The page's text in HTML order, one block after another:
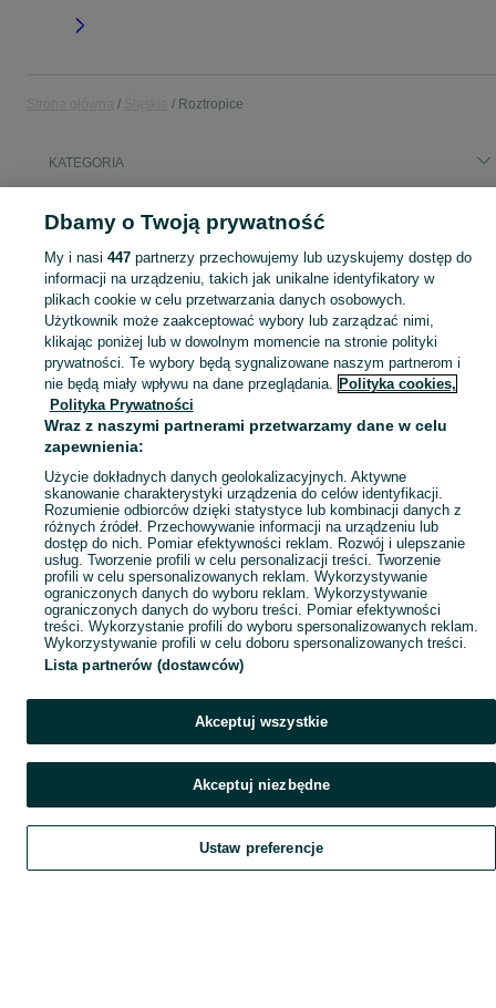
Roztropice
KATEGORIA
Popularne wyszukiwania
Skorzystaj z największego serwisu ogłoszeniowego - Roztropice i okolice! Kupuj to, czego pragniesz i sprzedawaj to, czego już nie potrzebujesz!
Mapa kategorii
Mapa miejscowości
Mapa ministron
Popularne wyszukiwania
Szukaj Obserwujesz Dodaj Czat Konto
Dbamy o Twoją prywatność
My i nasi 447partnerzy przechowujemy lub uzyskujemy dostęp do
informacji na urządzeniu, takich jak unikalne identyfikatory w
plikach cookie w celu przetwarzania danych osobowych.
Użytkownik może zaakceptować wybory lub zarządzać nimi,
klikając poniżej lub w dowolnym momencie na stronie polityki
prywatności. Te wybory będą sygnalizowane naszym partnerom i
nie będą miały wpływu na dane przeglądania. Polityka cookies,
Polityka Prywatności
Wraz z naszymi partnerami przetwarzamy dane w celu
zapewnienia:
Użycie dokładnych danych geolokalizacyjnych. Aktywne
skanowanie charakterystyki urządzenia do celów identyfikacji.
Rozumienie odbiorców dzięki statystyce lub kombinacji danych z
różnych źródeł. Przechowywanie informacji na urządzeniu lub
dostęp do nich. Pomiar efektywności reklam. Rozwój i ulepszanie
usług. Tworzenie profili w celu personalizacji treści. Tworzenie
profili w celu spersonalizowanych reklam. Wykorzystywanie
ograniczonych danych do wyboru reklam. Wykorzystywanie
ograniczonych danych do wyboru treści. Pomiar efektywności
treści. Wykorzystanie profili do wyboru spersonalizowanych reklam.
Wykorzystywanie profili w celu doboru spersonalizowanych treści.
Lista partnerów (dostawców)
Akceptuj wszystkie
Akceptuj niezbędne
Ustaw preferencje